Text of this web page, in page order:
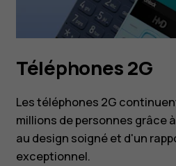
Téléphones 2G
Les téléphones 2G
millions de personnes grâce
au design soigné et d'un
exceptionnel.